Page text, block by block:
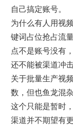
自己搞定账号。
为什么有人用视
键词占位抢占流
点不是账号没有
还不能被渠道冲击
关于批量生产视
数，但也鱼龙混
这个只能是暂时
渠道并不期望有